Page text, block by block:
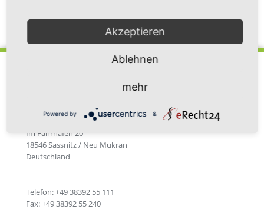
Zurück zur Newsübersicht
Fährhafen Sassnitz GmbH
Im Fährhafen 20
18546 Sassnitz / Neu Mukran
Deutschland
Telefon: +49 38392 55 111
Fax: +49 38392 55 240
Akzeptieren
Ablehnen
mehr
Powered by &